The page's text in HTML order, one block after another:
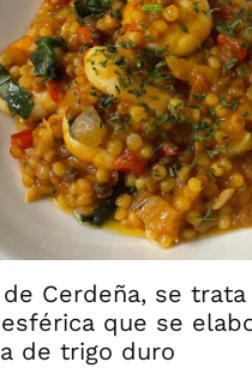
Cerdeña, se
que se
de trigo duro